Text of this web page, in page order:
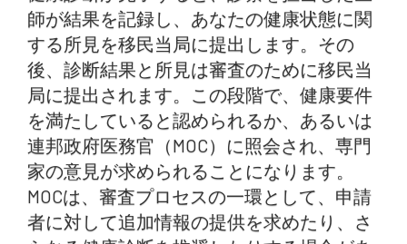
師が結果を記録し、あなたの健康状態に関
する所見を移民当局に提出します。その
後、診断結果と所見は審査のために移民当
局に提出されます。この段階で、健康要件
を満たしていると認められるか、あるいは
連邦政府医務官（MOC）に照会され、専門
家の意見が求められることになります。
MOCは、審査プロセスの一環として、申請
者に対して追加情報の提供を求めたり、さ